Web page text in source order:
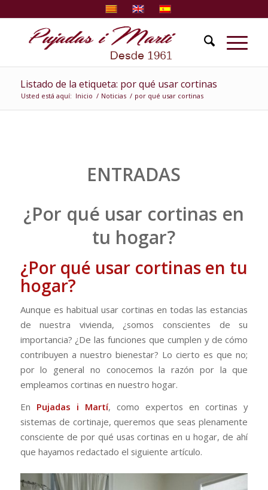
Listado de la etiqueta: por qué usar cortinas
Usted está aquí: Inicio / Noticias / por qué usar cortinas
ENTRADAS
¿Por qué usar cortinas en
tu hogar?
¿Por qué usar cortinas en tu
hogar?
Aunque es habitual usar cortinas en todas las estancias
de nuestra vivienda, ¿somos conscientes de su
importancia? ¿De las funciones que cumplen y de cómo
contribuyen a nuestro bienestar? Lo cierto es que no;
por lo general no conocemos la razón por la que
empleamos cortinas en nuestro hogar.
En Pujadas i Martí, como expertos en cortinas y
sistemas de cortinaje, queremos que seas plenamente
consciente de por qué usas cortinas en u hogar, de ahí
que hayamos redactado el siguiente artículo.